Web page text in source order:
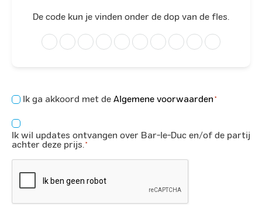
De code kun je vinden onder de dop van de fles.
Concent
Ik ga akkoord met de Algemene voorwaarden *
Consent
*
Ik wil updates ontvangen over Bar-le-Duc en/of de partij
achter deze prijs.*
CAPTCHA